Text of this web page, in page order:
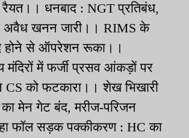
रैयत।। धनबाद : NGT प्रतिबंध,
अवैध खनन जारी।। RIMS के
होने से ऑपरेशन रूका।।
मंदिरों में फर्जी प्रसव आंकड़ों पर
CS को फटकारा।। शेख भिखारी
मेन गेट बंद, मरीज-परिजन
फॉल सड़क पक्कीकरण : HC का